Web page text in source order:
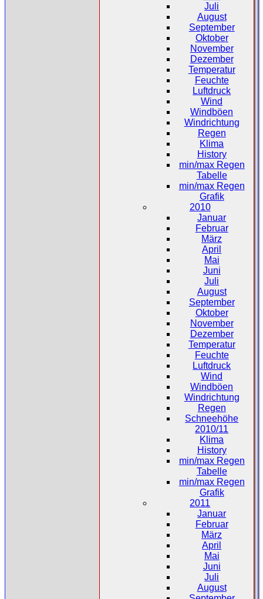
Juli
August
September
Oktober
November
Dezember
Temperatur
Feuchte
Luftdruck
Wind
Windböen
Windrichtung
Regen
Klima
History
min/max Regen
Tabelle
min/max Regen
Grafik
2010
Januar
Februar
März
April
Mai
Juni
Juli
August
September
Oktober
November
Dezember
Temperatur
Feuchte
Luftdruck
Wind
Windböen
Windrichtung
Regen
Schneehöhe
2010/11
Klima
History
min/max Regen
Tabelle
min/max Regen
Grafik
2011
Januar
Februar
März
April
Mai
Juni
Juli
August